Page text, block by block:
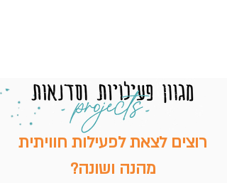
רוצים לצאת לפעילות חוויתית
מהנה ושונה?